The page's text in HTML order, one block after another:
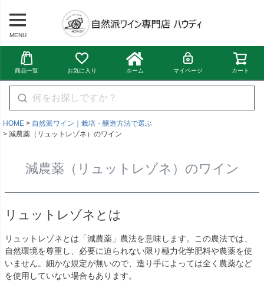
MENU
商品一覧 お気に入り ホーム マイページ カート
HOME
自然派ワイン｜栽培・醸造方法で選ぶ
減農薬（リュットレゾネ）のワイン
減農薬（リュットレゾネ）のワイン
リュットレゾネとは
リュットレゾネとは「減農薬」農法を意味します。この農法では、
自然環境を尊重し、必要に迫られない限り極力化学肥料や農薬を使
いません。細かな規定が無いので、造り手によっては全く農薬など
を使用していない場合もあります。